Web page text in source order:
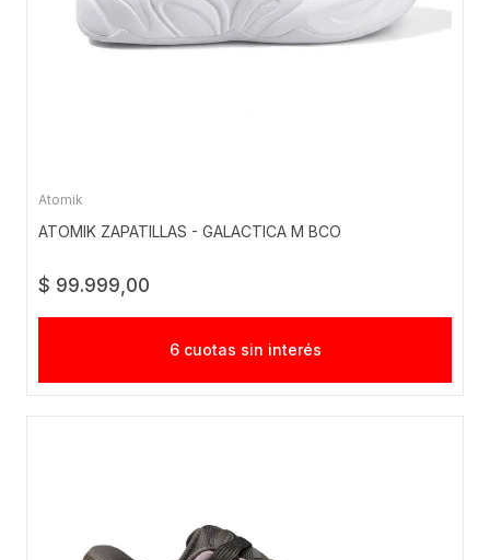
Atomik
ATOMIK ZAPATILLAS - GALACTICA M BCO
$ 99.999,00
6 cuotas sin interés